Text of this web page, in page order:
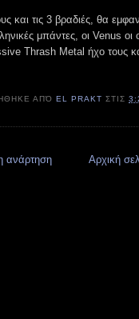
και τις 3 βραδιές, θα
μπάντες, οι Venus οι
Thrash Metal ήχο τους
ΑΠΌEL PRAKT ΣΤΙΣ
ανάρτηση Αρχική